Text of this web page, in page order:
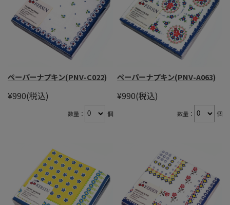
ペーパーナプキン(PNV-C022)
¥990(税込)
数量： 個
ペーパーナプキン(PNV-A063)
¥990(税込)
数量： 個